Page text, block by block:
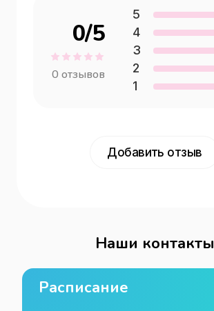
0/5
0 отзывов
5
4
3
2
1
Добавить отзыв
Наши контакты
Расписание